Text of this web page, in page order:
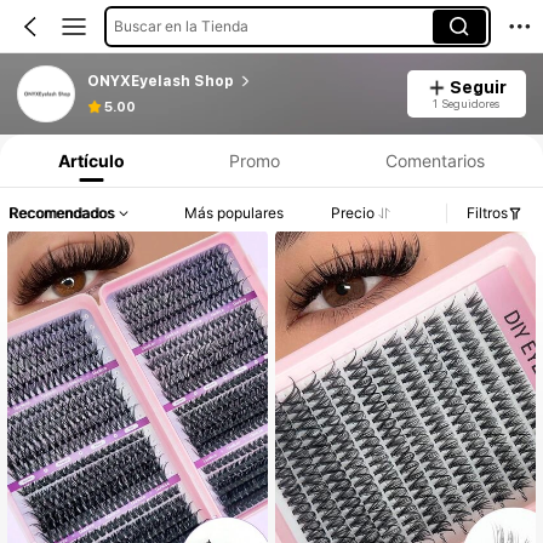
Buscar en la Tienda
ONYXEyelash Shop
5.00
Seguir
1 Seguidores
Artículo Promo Comentarios
Recomendados Más populares Precio Filtros